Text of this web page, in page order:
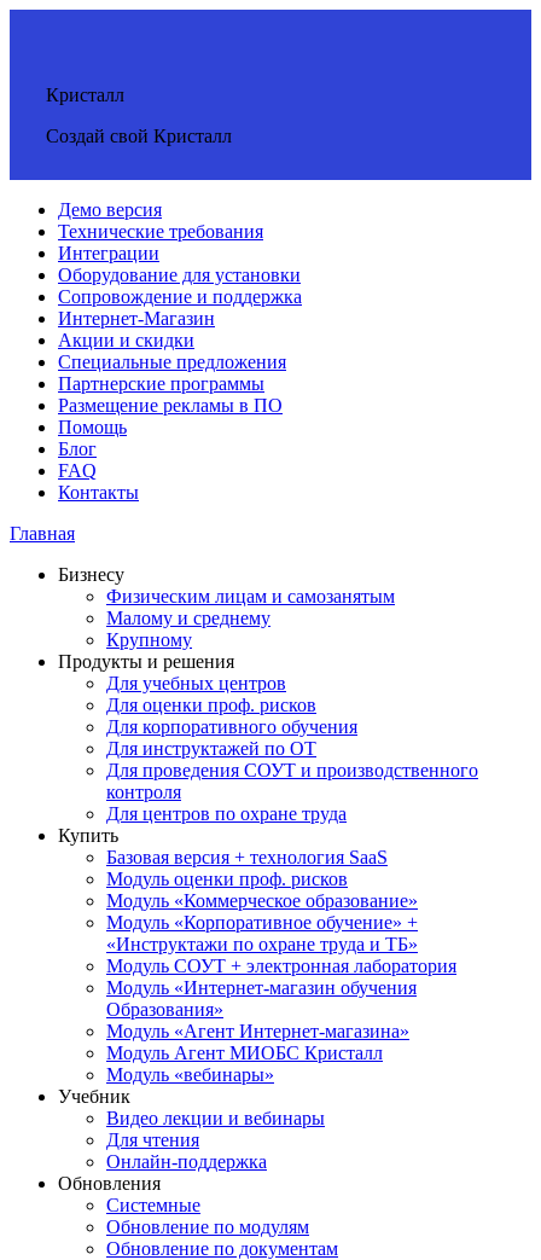
Кристалл
Создай свой Кристалл
Демо версия
Технические требования
Интеграции
Оборудование для установки
Сопровождение и поддержка
Интернет-Магазин
Акции и скидки
Специальные предложения
Партнерские программы
Размещение рекламы в ПО
Помощь
Блог
FAQ
Контакты
Главная
Бизнесу
Физическим лицам и самозанятым
Малому и среднему
Крупному
Продукты и решения
Для учебных центров
Для оценки проф. рисков
Для корпоративного обучения
Для инструктажей по ОТ
Для проведения СОУТ и производственного
контроля
Для центров по охране труда
Купить
Базовая версия + технология SaaS
Модуль оценки проф. рисков
Модуль «Коммерческое образование»
Модуль «Корпоративное обучение» +
«Инструктажи по охране труда и ТБ»
Модуль СОУТ + электронная лаборатория
Модуль «Интернет-магазин обучения
Образования»
Модуль «Агент Интернет-магазина»
Модуль Агент МИОБС Кристалл
Модуль «вебинары»
Учебник
Видео лекции и вебинары
Для чтения
Онлайн-поддержка
Обновления
Системные
Обновление по модулям
Обновление по документам